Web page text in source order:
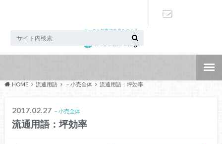
データと知恵で未来をつくる
HOME 流通用語 －小売全体 流通用語：坪効率
2017.02.27 －小売全体
流通用語：坪効率